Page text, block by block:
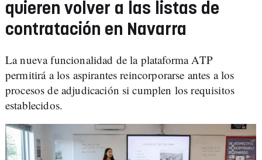
quieren volver a las listas de
contratación en Navarra
La nueva funcionalidad de la plataforma ATP
permitirá a los aspirantes reincorporarse antes a los
procesos de adjudicación si cumplen los requisitos
establecidos.